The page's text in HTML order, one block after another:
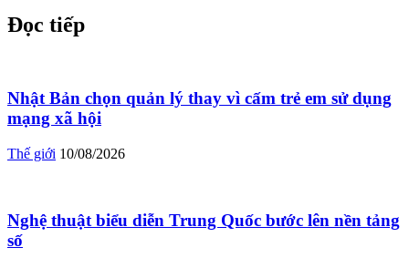
Đọc tiếp
Nhật Bản chọn quản lý thay vì cấm trẻ em sử dụng
mạng xã hội
Thế giới 10/08/2026
Nghệ thuật biểu diễn Trung Quốc bước lên nền tảng
số